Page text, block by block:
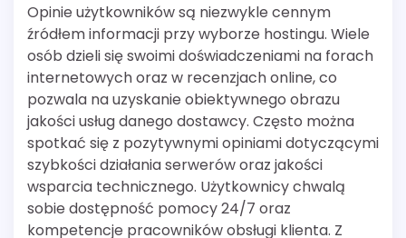
Opinie użytkowników są niezwykle cennym
źródłem informacji przy wyborze hostingu. Wiele
osób dzieli się swoimi doświadczeniami na forach
internetowych oraz w recenzjach online, co
pozwala na uzyskanie obiektywnego obrazu
jakości usług danego dostawcy. Często można
spotkać się z pozytywnymi opiniami dotyczącymi
szybkości działania serwerów oraz jakości
wsparcia technicznego. Użytkownicy chwalą
sobie dostępność pomocy 24/7 oraz
kompetencje pracowników obsługi klienta. Z